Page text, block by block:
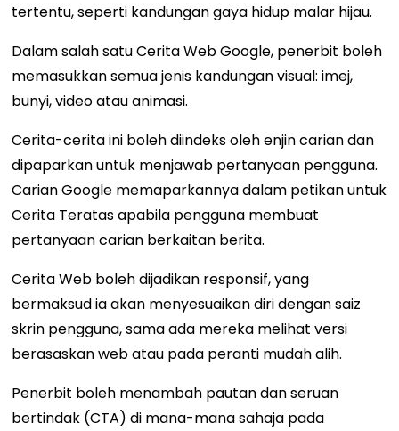
tertentu, seperti kandungan gaya hidup malar hijau.
Dalam salah satu Cerita Web Google, penerbit boleh
memasukkan semua jenis kandungan visual: imej,
bunyi, video atau animasi.
Cerita-cerita ini boleh diindeks oleh enjin carian dan
dipaparkan untuk menjawab pertanyaan pengguna.
Carian Google memaparkannya dalam petikan untuk
Cerita Teratas apabila pengguna membuat
pertanyaan carian berkaitan berita.
Cerita Web boleh dijadikan responsif, yang
bermaksud ia akan menyesuaikan diri dengan saiz
skrin pengguna, sama ada mereka melihat versi
berasaskan web atau pada peranti mudah alih.
Penerbit boleh menambah pautan dan seruan
bertindak (CTA) di mana-mana sahaja pada